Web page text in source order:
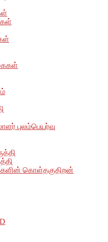
புலம்பெயர்வு
கொள்தகுதிறன்